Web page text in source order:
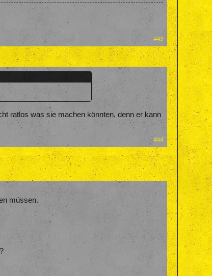
#43
ratlos was sie machen könnten, denn er kann
#44
müssen.